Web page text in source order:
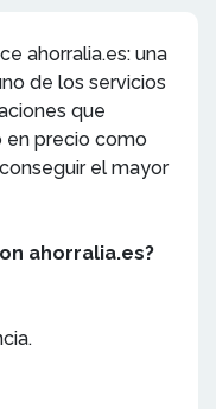
ahorralia.es: una
de los servicios
que
en precio como
el mayor
ahorralia.es?